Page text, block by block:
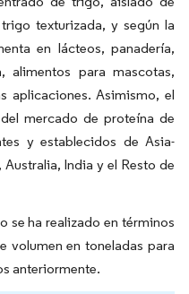
texturizada, y según la
en lácteos, panadería,
alimentos para mascotas,
aplicaciones. Asimismo, el
mercado de proteína de
y establecidos de Asia-
India y el Resto de
se ha realizado en términos
volumen en toneladas para
anteriormente.